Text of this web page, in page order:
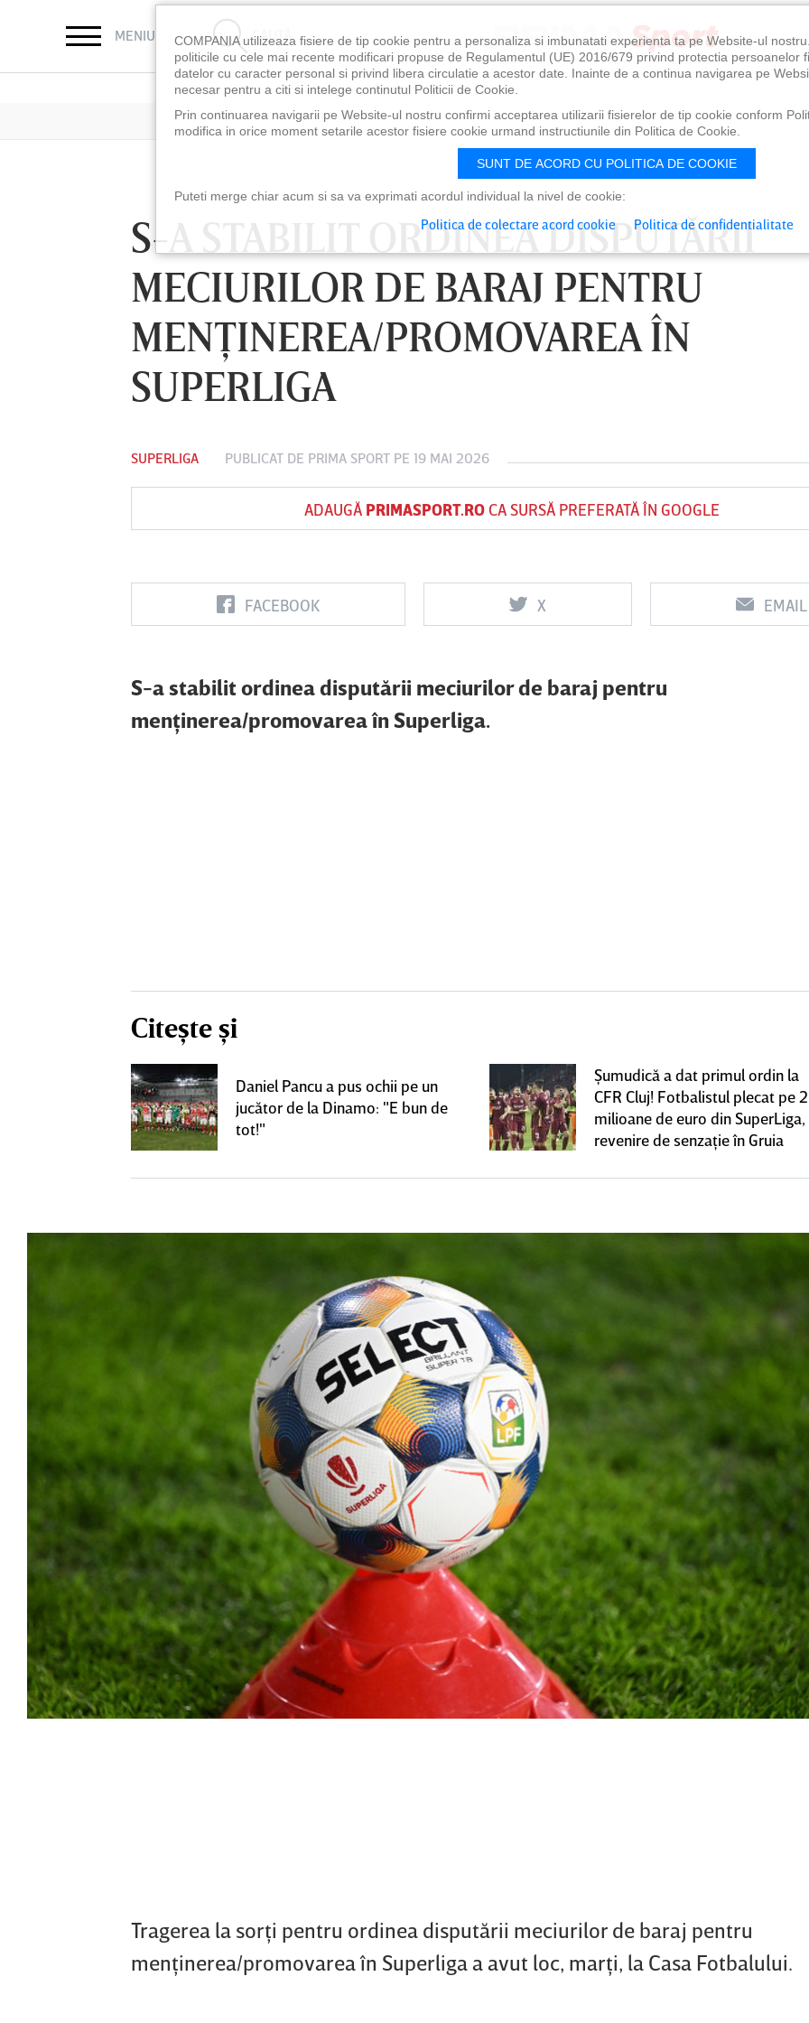
MENIU CAUTĂ
S-A STABILIT ORDINEA DISPUTĂRII
MECIURILOR DE BARAJ PENTRU
MENŢINEREA/PROMOVAREA ÎN
SUPERLIGA
SUPERLIGA PUBLICAT DE PRIMA SPORT PE 19 MAI 2026
ADAUGĂ PRIMASPORT.ROCA SURSĂ PREFERATĂ ÎN GOOGLE
FACEBOOK X EMAIL
S-a stabilit ordinea disputării meciurilor de baraj pentru
menţinerea/promovarea în Superliga.
Citește și
Daniel Pancu a pus ochii pe un
jucător de la Dinamo: "E bun de
tot!"
Şumudică a dat primul ordin la
CFR Cluj! Fotbalistul plecat pe 2
milioane de euro din SuperLiga,
revenire de senzaţie în Gruia
Tragerea la sorţi pentru ordinea disputării meciurilor de baraj pentru
menţinerea/promovarea în Superliga a avut loc, marţi, la Casa Fotbalului.
LUNI 10 AUG, 18:30
FC Botoşani
Vs
Corvinul
LUNI 10 AUG, 21:30
Sepsi OSK Sf
Vs
FCSB UTA Arad
0
Vs
Rapid
0
COMPANIA utilizeaza fisiere de tip cookie pentru a personaliza si imbunatati experienta ta pe Website-ul
politicile cu cele mai recente modificari propuse de Regulamentul (UE) 2016/679 privind protectia persoanelor
datelor cu caracter personal si privind libera circulatie a acestor date. Inainte de a continua navigarea pe
necesar pentru a citi si intelege continutul Politicii de Cookie.
Prin continuarea navigarii pe Website-ul nostru confirmi acceptarea utilizarii fisierelor de tip cookie conform
modifica in orice moment setarile acestor fisiere cookie urmand instructiunile din Politica de Cookie.
SUNT DE ACORD CU POLITICA DE COOKIE
Puteti merge chiar acum si sa va exprimati acordul individual la nivel de cookie:
Politica de colectare acord cookie Politica de confidentialitate